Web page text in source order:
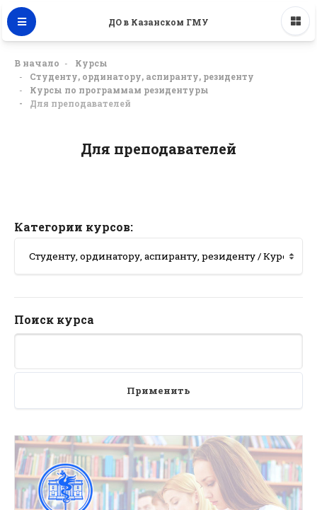
ДО в Казанском ГМУ
В начало
Курсы
Студенту, ординатору, аспиранту, резиденту
Курсы по программам резидентуры
Для преподавателей
Для преподавателей
Категории курсов:
Поиск курса
Применить